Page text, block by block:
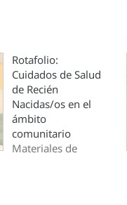
Rotafolio:
Cuidados de Salud
de Recién
Nacidas/os en el
ámbito
comunitario
Materiales de